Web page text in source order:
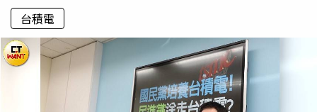
台積電